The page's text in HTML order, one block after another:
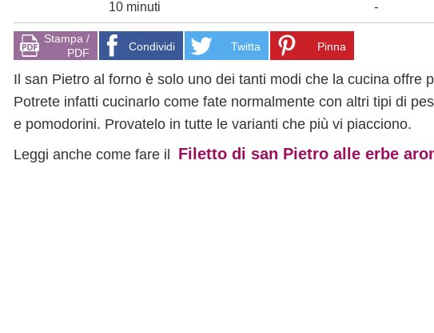
10 minuti -
Stampa /
PDF
Condividi Twitta Pinna
Il san Pietro al forno è solo uno dei tanti modi che la cucina offre
Potrete infatti cucinarlo come fate normalmente con altri tipi di
e pomodorini. Provatelo in tutte le varianti che più vi piacciono.
Leggi anche come fare il Filetto di san Pietro alle erbe